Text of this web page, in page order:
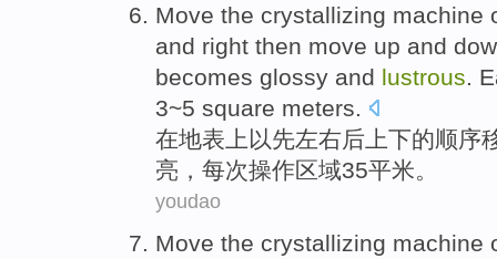
Move the crystallizing machine
and right then move up and
becomes glossy and lustrous.
3~5 square meters.
在地表 上以先左右后 上下的顺序
亮 ， 每次操作区域35平米。
youdao
Move the crystallizing machine